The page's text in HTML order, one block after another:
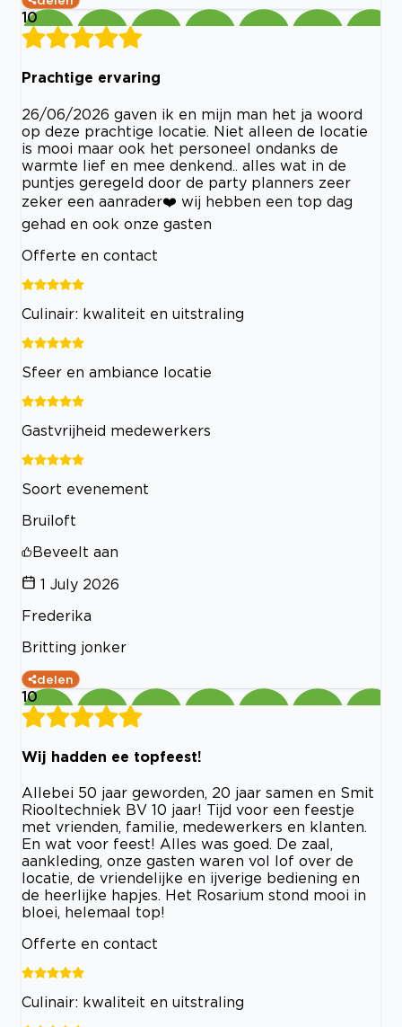
10
Prachtige ervaring
26/06/2026 gaven ik en mijn man het ja woord
op deze prachtige locatie. Niet alleen de locatie
is mooi maar ook het personeel ondanks de
warmte lief en mee denkend.. alles wat in de
puntjes geregeld door de party planners zeer
zeker een aanrader❤️ wij hebben een top dag
gehad en ook onze gasten
Offerte en contact
Culinair: kwaliteit en uitstraling
Sfeer en ambiance locatie
Gastvrijheid medewerkers
Soort evenement
Bruiloft
Beveelt aan
1 July 2026
Frederika
Britting jonker
delen
10
Wij hadden ee topfeest!
Allebei 50 jaar geworden, 20 jaar samen en Smit
Riooltechniek BV 10 jaar! Tijd voor een feestje
met vrienden, familie, medewerkers en klanten.
En wat voor feest! Alles was goed. De zaal,
aankleding, onze gasten waren vol lof over de
locatie, de vriendelijke en ijverige bediening en
de heerlijke hapjes. Het Rosarium stond mooi in
bloei, helemaal top!
Offerte en contact
Culinair: kwaliteit en uitstraling